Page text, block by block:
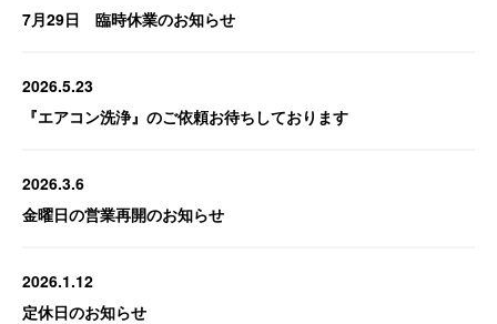
7月29日 臨時休業のお知らせ
2026.5.23
『エアコン洗浄』のご依頼お待ちしております
2026.3.6
金曜日の営業再開のお知らせ
2026.1.12
定休日のお知らせ